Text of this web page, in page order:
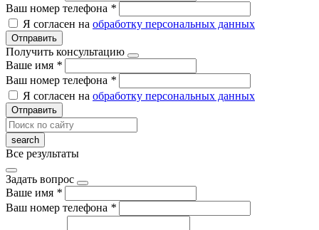
Ваш номер телефона *
Я согласен на обработку персональных данных
Отправить
Получить консультацию
Ваше имя *
Ваш номер телефона *
Я согласен на обработку персональных данных
Отправить
Все результаты
Задать вопрос
Ваше имя *
Ваш номер телефона *